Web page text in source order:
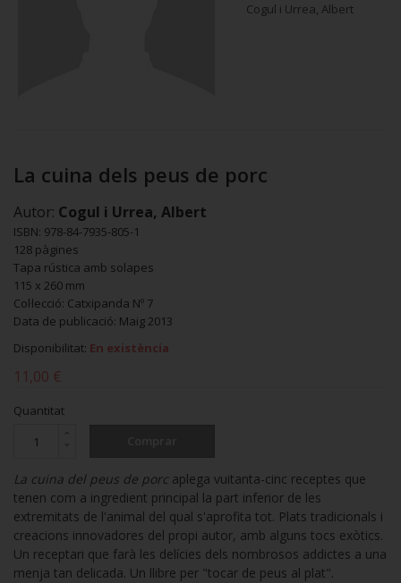
Cogul i Urrea, Albert
La cuina dels peus de porc
Autor: Cogul i Urrea, Albert
ISBN: 978-84-7935-805-1
128 pàgines
Tapa rústica amb solapes
115 x 260 mm
Col·lecció: Catxipanda Nº 7
Data de publicació: Maig 2013
Disponibilitat: En existència
11,00 €
Quantitat
La cuina del peus de porc aplega vuitanta-cinc receptes que
tenen com a ingredient principal la part inferior de les
extremitats de l'animal del qual s'aprofita tot. Plats tradicionals i
creacions innovadores del propi autor, amb alguns tocs exòtics.
Un receptari que farà les delícies dels nombrosos addictes a una
menja tan delicada. Un llibre per "tocar de peus al plat".